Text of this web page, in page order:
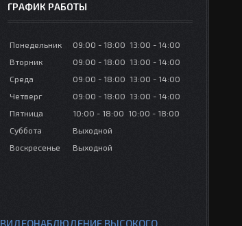
ГРАФИК РАБОТЫ
Понедельник 09:00 18:00 13:00
14:00
Вторник
09:00 18:00 13:00
14:00
Среда
09:00 18:00 13:00
14:00
Четверг
09:00 18:00 13:00
14:00
Пятница
10:00 18:00 10:00
18:00
Суббота
Выходной
Воскресенье
Выходной
ВИДЕОНАБЛЮДЕНИЕ ВЫСОКОГО